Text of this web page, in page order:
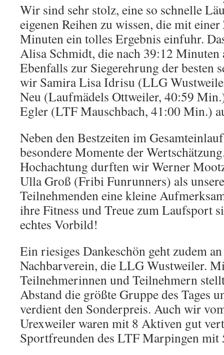
Wir sind sehr stolz, eine so schnelle
eigenen Reihen zu wissen, die mit
Minuten ein tolles Ergebnis einfuhr.
Alisa Schmidt, die nach 39:12
Ebenfalls zur Siegerehrung der besten
wir Samira Lisa Idrisu (LLG
Neu (Laufmädels Ottweiler, 40:59
Egler (LTF Mauschbach, 41:00 Min.)
Neben den Bestzeiten im
besondere Momente der
Hochachtung durften wir Werner
Ulla Groß (Fribi Funrunners) als
Teilnehmenden eine kleine
ihre Fitness und Treue zum Laufsport
echtes Vorbild!
Ein riesiges Dankeschön geht zudem
Nachbarverein, die LLG Wustweiler.
Teilnehmerinnen und Teilnehmern
Abstand die größte Gruppe des Tages
verdient den Sonderpreis. Auch wir
Urexweiler waren mit 8 Aktiven gut
Sportfreunden des LTF Marpingen mit